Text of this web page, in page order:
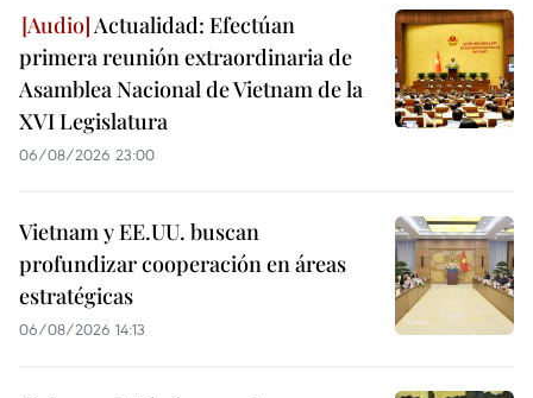
Actualidad: Efectúan
primera reunión extraordinaria de
Asamblea Nacional de Vietnam de la
XVI Legislatura
06/08/2026 23:00
Vietnam y EE.UU. buscan
profundizar cooperación en áreas
estratégicas
06/08/2026 14:13